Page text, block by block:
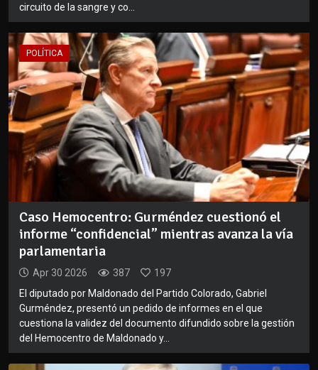
circuito de la sangre y co...
POLÍTICA
Caso Hemocentro: Gurméndez cuestionó el
informe “confidencial” mientras avanza la vía
parlamentaria
Apr 30 2026 387
197
El diputado por Maldonado del Partido Colorado, Gabriel
Gurméndez, presentó un pedido de informes en el que
cuestiona la validez del documento difundido sobre la gestión
del Hemocentro de Maldonado y...